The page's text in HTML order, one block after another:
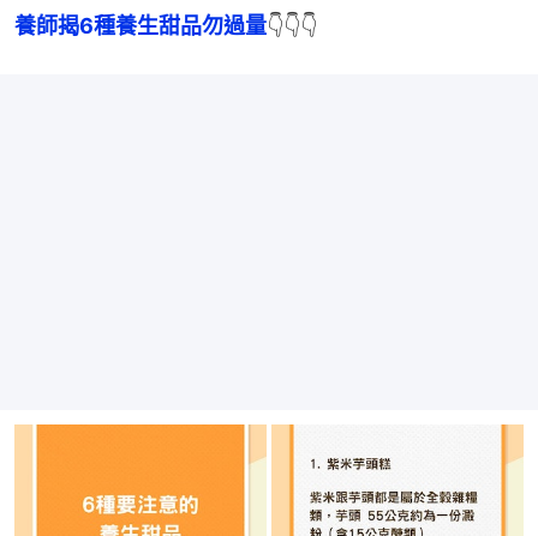
養師揭6種養生甜品勿過量👇👇👇